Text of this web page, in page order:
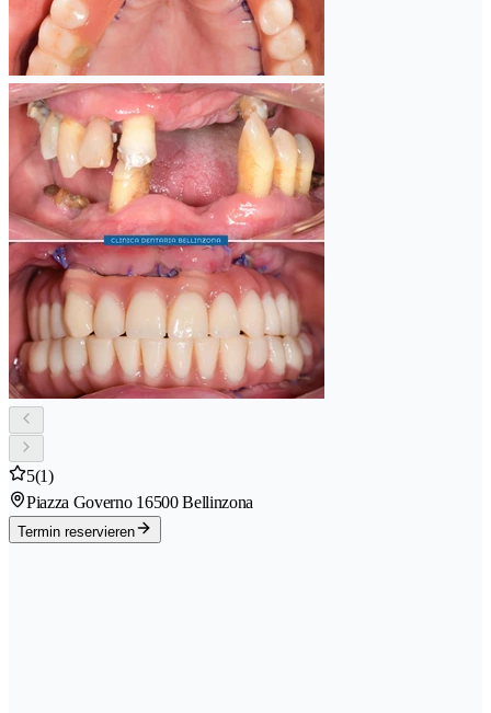
5(1)
Piazza Governo 16500 Bellinzona
Termin reservieren